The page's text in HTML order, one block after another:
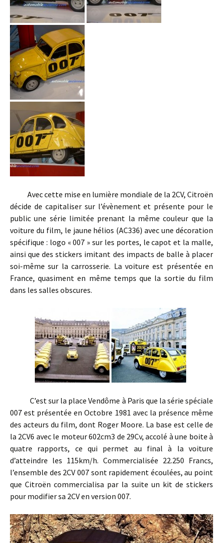
Avec cette mise en lumière mondiale de la 2CV, Citroën
décide de capitaliser sur l’évènement et présente pour le
public une série limitée prenant la même couleur que la
voiture du film, le jaune hélios (AC336) avec une décoration
spécifique : logo « 007 » sur les portes, le capot et la malle,
ainsi que des stickers imitant des impacts de balle à placer
soi-même sur la carrosserie. La voiture est présentée en
France, quasiment en même temps que la sortie du film
dans les salles obscures.
C’est sur la place Vendôme à Paris que la série spéciale
007 est présentée en Octobre 1981 avec la présence même
des acteurs du film, dont Roger Moore. La base est celle de
la 2CV6 avec le moteur 602cm3 de 29Cv, accolé à une boite à
quatre rapports, ce qui permet au final à la voiture
d’atteindre les 115km/h. Commercialisée 22.250 Francs,
l’ensemble des 2CV 007 sont rapidement écoulées, au point
que Citroën commercialisa par la suite un kit de stickers
pour modifier sa 2CV en version 007.